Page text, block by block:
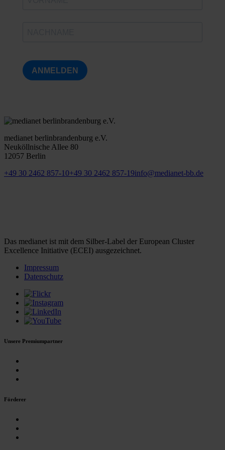
ANMELDEN
medianet berlinbrandenburg e.V.
Neuköllnische Allee 80
12057 Berlin
+49 30 2462 857-10+49 30 2462 857-19info@medianet-bb.de
Das medianet ist mit dem Silber-Label der European Cluster
Excellence Initiative (ECEI) ausgezeichnet.
Impressum
Datenschutz
Unsere Premiumpartner
Förderer